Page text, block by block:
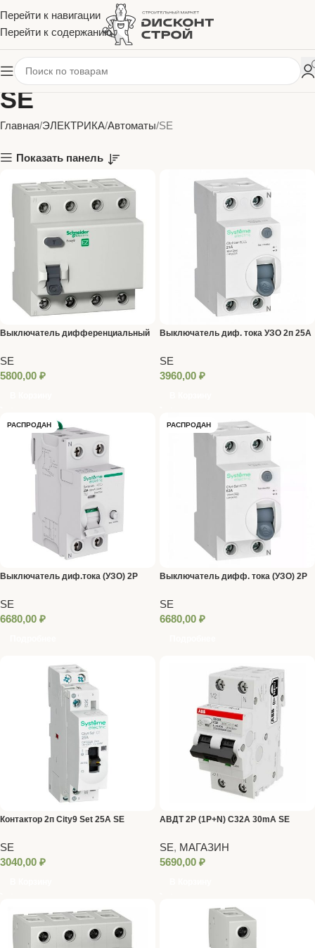
Перейти к навигации
Перейти к содержанию
SE
Главная ЭЛЕКТРИКА Автоматы SE
Показать панель
Выключатель дифференциальный
SE
5800,00 ₽
Выключатель диф. тока УЗО 2п 25А
SE
3960,00 ₽
РАСПРОДАН
Выключатель диф.тока (УЗО) 2Р
SE
6680,00 ₽
РАСПРОДАН
Выключатель дифф. тока (УЗО) 2Р
SE
6680,00 ₽
Контактор 2п City9 Set 25A SE
SE
3040,00 ₽
АВДТ 2Р (1Р+N) C32A 30mA SE
SE, МАГАЗИН
5690,00 ₽